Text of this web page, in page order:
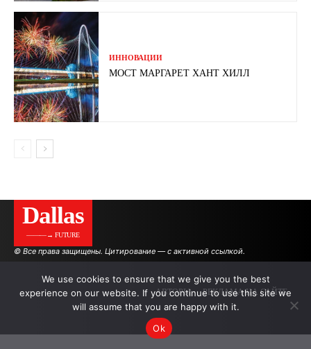
ИННОВАЦИИ
МОСТ МАРГАРЕТ ХАНТ ХИЛЛ
Dallas
———→ FUTURE
© Все права защищены. Цитирование — с активной ссылкой.
АВТОРЫ РЕКЛАМА НА САЙТЕ
We use cookies to ensure that we give you the best
experience on our website. If you continue to use this site we
will assume that you are happy with it.
Ok